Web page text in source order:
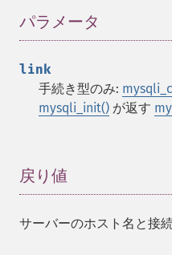
パラメータ
link
手続き型のみ:
mysqli_init() が返す
戻り値
サーバーのホスト名と接